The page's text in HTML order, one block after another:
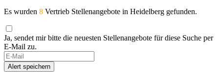
Es wurden 8 Vertrieb Stellenangebote in Heidelberg gefunden.
Ja, sendet mir bitte die neuesten Stellenangebote für diese Suche per
E-Mail zu.
Alert speichern